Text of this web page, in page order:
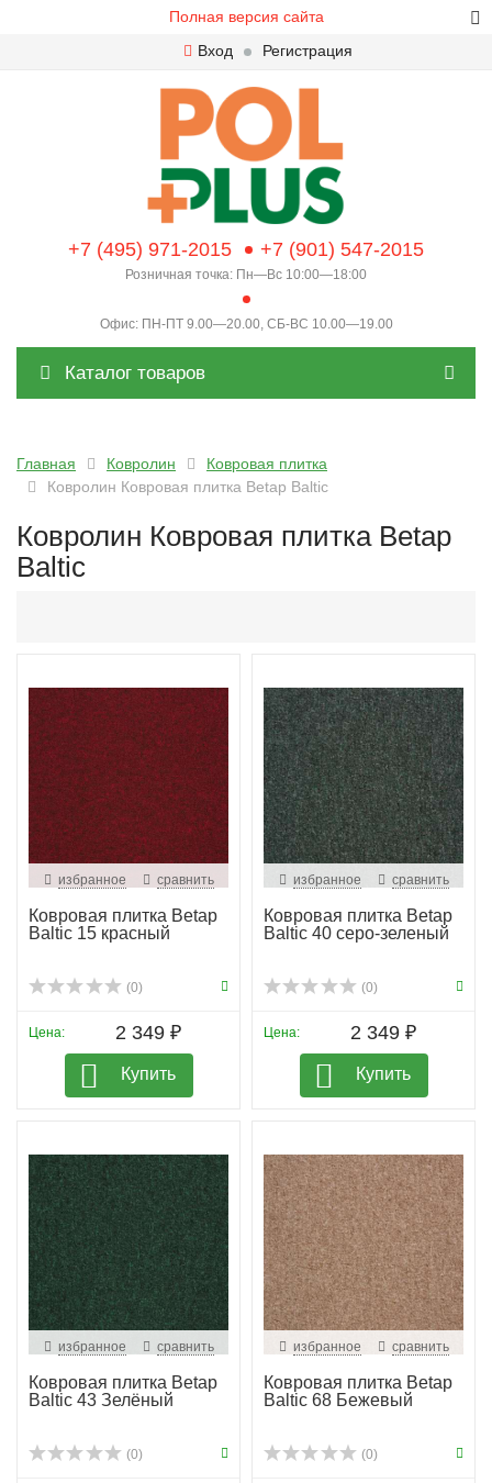
Полная версия сайта
Вход
Регистрация
+7 (495) 971-2015 +7 (901) 547-2015
Розничная точка: Пн—Вс 10:00—18:00
Офис: ПН-ПТ 9.00—20.00, СБ-ВС 10.00—19.00
Каталог товаров
Главная Ковролин
Ковровая плитка
Ковролин Ковровая плитка Betap Baltic
Ковролин Ковровая плитка Betap
Baltic
избранное сравнить
Ковровая плитка Betap
Baltic 15 красный
(0)
Цена: 2 349 ₽
Купить
избранное сравнить
Ковровая плитка Betap
Baltic 40 серо-зеленый
(0)
Цена: 2 349 ₽
Купить
избранное сравнить
Ковровая плитка Betap
Baltic 43 Зелёный
(0)
избранное сравнить
Ковровая плитка Betap
Baltic 68 Бежевый
(0)